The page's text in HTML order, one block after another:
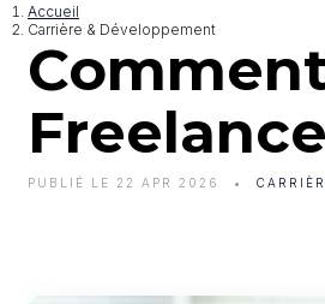
Accueil
Carrière & Développement
PUBLIÉ LE 22 APR 2026